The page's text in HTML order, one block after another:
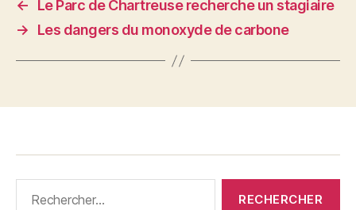
←
Le Parc de Chartreuse recherche un stagiaire
→
Les dangers du monoxyde de carbone